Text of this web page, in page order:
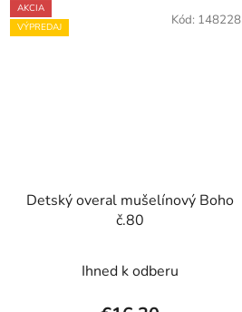
AKCIA
VÝPREDAJ
Detský overal mušelínový Boho
č.80
Ihned k odberu
Kód: 148228